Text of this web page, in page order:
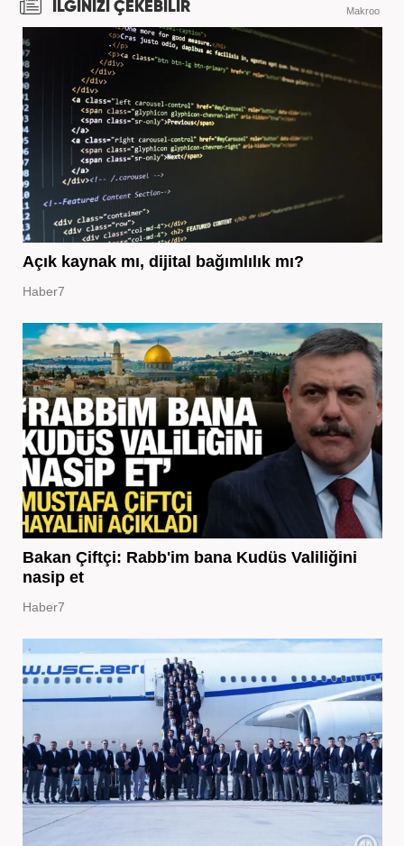
İLGİNİZİ ÇEKEBİLİR Makroo
Açık kaynak mı, dijital bağımlılık mı?
Haber7
Bakan Çiftçi: Rabb'im bana Kudüs Valiliğini
nasip et
Haber7